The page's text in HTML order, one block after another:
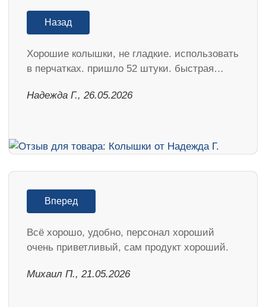
Назад
Хорошие колышки, не гладкие. использовать
в перчатках. пришло 52 штуки. быстрая…
Надежда Г., 26.05.2026
Вперед
Всё хорошо, удобно, персонал хороший
очень приветливый, сам продукт хороший.
Михаил П., 21.05.2026